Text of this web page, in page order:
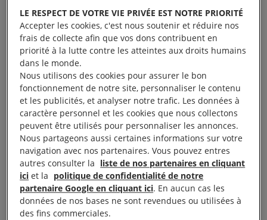
explique Sébastien Nadot, député ex-LREM, engagé
dans la lutte contre le commerce des armes.C’est
compliqué de prouver l’illégalité de la vente des
armes qui sont actuellement utilisées au Yémen. Ça
l’est encore plus de prouver l’illégalité des
formations de soldats saoudiens que ces derniers
mettent en application dans le conflit yéménite…»
Et d’ajouter : «Quand on vend un ordinateur, on
vend pourtant le manuel et les logiciels qui vont
avec. Pour savoir faire fonctionner l’ordinateur, il
faut que quelqu’un vous explique comment l’utiliser.
C’est pareil pour les armes».
LE RESPECT DE VOTRE VIE PRIVÉE EST NOTRE PRIORITÉ
Accepter les cookies, c'est nous soutenir et réduire nos
frais de collecte afin que vos dons contribuent en
priorité à la lutte contre les atteintes aux droits humains
dans le monde.
Nous utilisons des cookies pour assurer le bon
fonctionnement de notre site, personnaliser le contenu
et les publicités, et analyser notre trafic. Les données à
caractère personnel et les cookies que nous collectons
peuvent être utilisés pour personnaliser les annonces.
Nous partageons aussi certaines informations sur votre
navigation avec nos partenaires. Vous pouvez entres
autres consulter la liste de nos partenaires en cliquant
ici et la politique de confidentialité de notre
partenaire Google en cliquant ici. En aucun cas les
données de nos bases ne sont revendues ou utilisées à
des fins commerciales.